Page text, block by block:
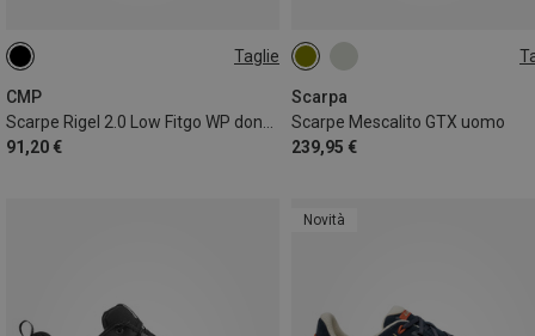
Taglie
CMP
91,20 €
36
44
Scarpa
Scarpe Mescalito GTX uomo
239,95 €
Novità